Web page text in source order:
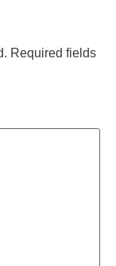
Required fields